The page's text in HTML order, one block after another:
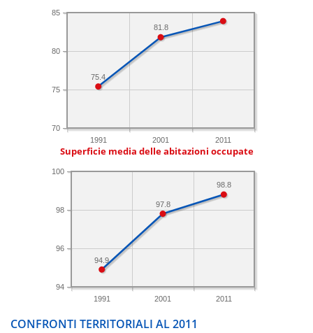
1991 2001 2011
70
75
80
85
81.8
75.4
Superficie media delle abitazioni occupate
1991 2001 2011
94
96
98
100
98.8
97.8
94.9
CONFRONTI TERRITORIALI AL 2011